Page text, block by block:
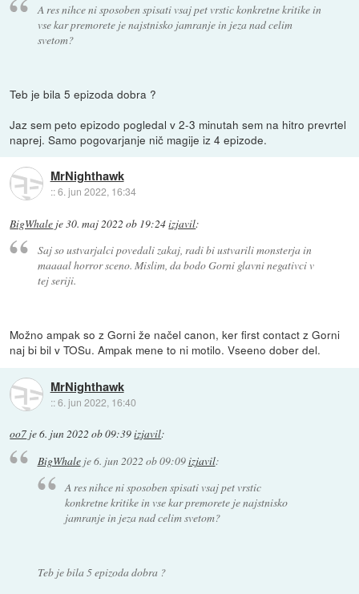
A res nihce ni sposoben spisati vsaj pet vrstic konkretne kritike in
vse kar premorete je najstnisko jamranje in jeza nad celim
svetom?
Teb je bila 5 epizoda dobra ?
Jaz sem peto epizodo pogledal v 2-3 minutah sem na hitro prevrtel
naprej. Samo pogovarjanje nič magije iz 4 epizode.
MrNighthawk
::6. jun 2022, 16:34
BigWhale je30. maj 2022 ob 19:24izjavil:
Saj so ustvarjalci povedali zakaj, radi bi ustvarili monsterja in
maaaal horror sceno. Mislim, da bodo Gorni glavni negativci v
tej seriji.
Možno ampak so z Gorni že načel canon, ker first contact z Gorni
naj bi bil v TOSu. Ampak mene to ni motilo. Vseeno dober del.
MrNighthawk
::6. jun 2022, 16:40
oo7 je6. jun 2022 ob 09:39izjavil:
BigWhaleje6. jun 2022 ob 09:09izjavil:
A res nihce ni sposoben spisati vsaj pet vrstic
konkretne kritike in vse kar premorete je najstnisko
jamranje in jeza nad celim svetom?
Teb je bila 5 epizoda dobra ?